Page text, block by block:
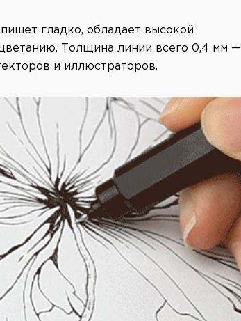
гладко, обладает высокой
Толщина линии всего 0,4 мм —
и иллюстраторов.